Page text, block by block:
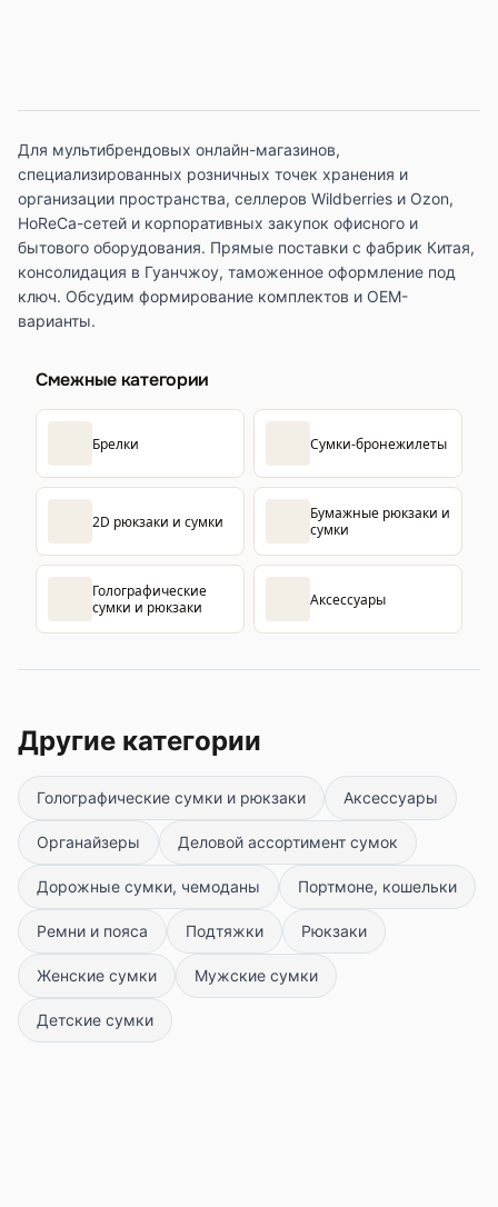
Для мультибрендовых онлайн-магазинов,
специализированных розничных точек хранения и
организации пространства, селлеров Wildberries и Ozon,
HoReCa-сетей и корпоративных закупок офисного и
бытового оборудования. Прямые поставки с фабрик Китая,
консолидация в Гуанчжоу, таможенное оформление под
ключ. Обсудим формирование комплектов и OEM-
варианты.
Смежные категории
Брелки Сумки-бронежилеты
2D рюкзаки и сумки
Бумажные рюкзаки и
сумки
Голографические
сумки и рюкзаки
Аксессуары
Другие категории
Голографические сумки и рюкзаки Аксессуары
Органайзеры Деловой ассортимент сумок
Дорожные сумки, чемоданы Портмоне, кошельки
Ремни и пояса Подтяжки Рюкзаки
Женские сумки Мужские сумки
Детские сумки